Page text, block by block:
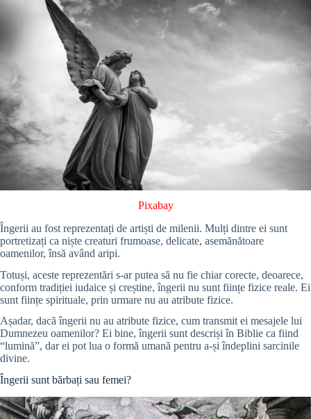
Pixabay
Îngerii au fost reprezentați de artiști de milenii. Mulți dintre ei sunt
portretizați ca niște creaturi frumoase, delicate, asemănătoare
oamenilor, însă având aripi.
Totuși, aceste reprezentări s-ar putea să nu fie chiar corecte, deoarece,
conform tradiției iudaice și creștine, îngerii nu sunt ființe fizice reale. Ei
sunt ființe spirituale, prin urmare nu au atribute fizice.
Așadar, dacă îngerii nu au atribute fizice, cum transmit ei mesajele lui
Dumnezeu oamenilor? Ei bine, îngerii sunt descriși în Biblie ca fiind
“lumină”, dar ei pot lua o formă umană pentru a-și îndeplini sarcinile
divine.
Îngerii sunt bărbați sau femei?